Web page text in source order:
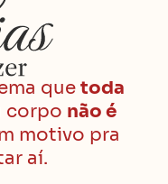
que toda
corpo não é
motivo pra
aí.